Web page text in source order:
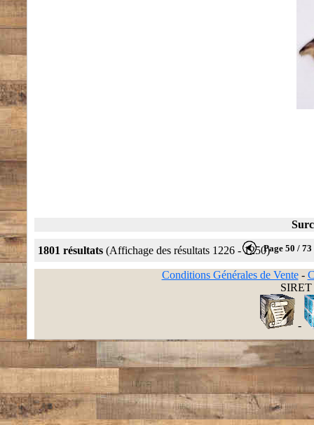
1801 résultats (Affichage des résultats 1226 - 1250)Page 50 / 73
Conditions Générales de Vente-
SIRET
-